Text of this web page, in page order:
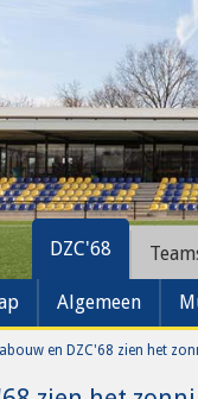
DZC'68
Algemeen
en DZC'68 zien het